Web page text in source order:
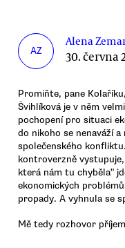
AZ
Alena
30. června
Promiňte, pane
Švihlíková je v něm
pochopení pro situaci
do nikoho se nenaváží
společenského
kontroverzně
která nám tu chyběla"
ekonomických
propady. A vyhnula se
Mě tedy rozhovor